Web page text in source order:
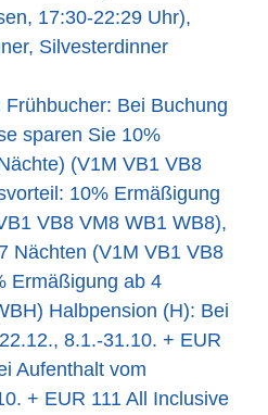
17:30-22:29 Uhr),
Silvesterdinner
Frühbucher: Bei Buchung
sparen Sie 10%
(V1M VB1 VB8
10% Ermäßigung
VB8 VM8 WB1 WB8),
Nächten (V1M VB1 VB8
Ermäßigung ab 4
Halbpension (H): Bei
8.1.-31.10. + EUR
Aufenthalt vom
+ EUR 111 All Inclusive